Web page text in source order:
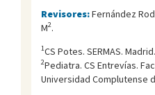
Revisores:Fernández
M2.
1CS Potes. SERMAS.
2Pediatra. CS Entrevías.
Universidad Complutense